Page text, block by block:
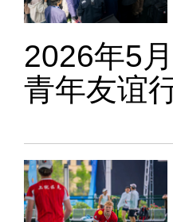
2026年5
青年友谊